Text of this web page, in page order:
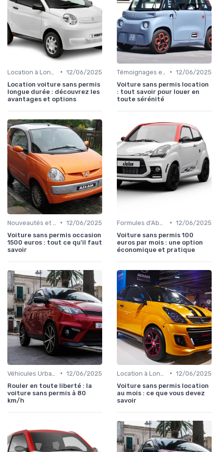
• 12/06/2025
Location voiture sans permis
longue durée : découvrez les
avantages et options
• 12/06/2025
Voiture sans permis location
: tout savoir pour louer en
toute sérénité
• 12/06/2025
Voiture sans permis occasion
1500 euros : tout ce qu'il faut
savoir
• 12/06/2025
Voiture sans permis 100
euros par mois : une option
économique et pratique
• 12/06/2025
Rouler en toute liberté : la
voiture sans permis à 80
km/h
• 12/06/2025
Voiture sans permis location
au mois : ce que vous devez
savoir